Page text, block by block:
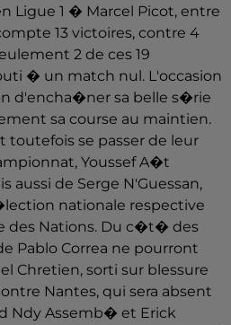
Ligue 1 � Marcel Picot, entre
13 victoires, contre 4
2 de ces 19
� un match nul. L'occasion
d'encha�ner sa belle s�rie
sa course au maintien.
toutefois se passer de leur
Youssef A�t
aussi de Serge N'Guessan,
nationale respective
des Nations. Du c�t� des
Pablo Correa ne pourront
Chretien, sorti sur blessure
Nantes, qui sera absent
Ndy Assemb� et Erick